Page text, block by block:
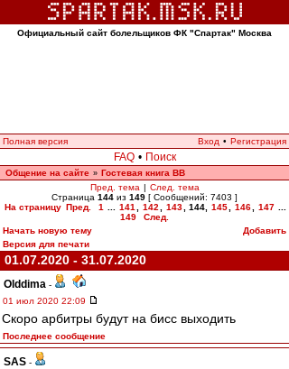
Официальный сайт болельщиков ФК "Спартак" Москва
Полная версия Вход • Регистрация
FAQ • Поиск
Общение на сайте » Гостевая книга ВВ
Пред. тема | След. тема
Страница 144 из 149 [ Сообщений: 7403 ]
На страницу Пред. 1 141 142 143 144, 145 146 147
149
След.
Начать новую тему
Добавить
Версия для печати
01.07.2020 - 31.07.2020
Olddima -
01 июл 2020 22:09
Скоро арбитры будут на бисс выходить
Последнее сообщение
SAS -